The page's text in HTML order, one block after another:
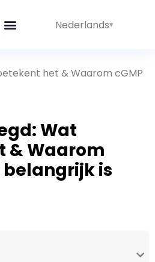
Nederlands
het & Waarom cGMP
Wat
& Waarom
belangrijk is